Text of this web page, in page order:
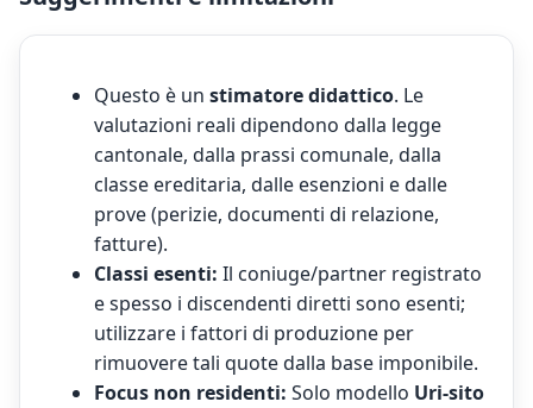
Questo è un stimatore didattico. Le
valutazioni reali dipendono dalla legge
cantonale, dalla prassi comunale, dalla
classe ereditaria, dalle esenzioni e dalle
prove (perizie, documenti di relazione,
fatture).
Classi esenti: Il coniuge/partner registrato
e spesso i discendenti diretti sono esenti;
utilizzare i fattori di produzione per
rimuovere tali quote dalla base imponibile.
Focus non residenti: Solo modello Uri-sito